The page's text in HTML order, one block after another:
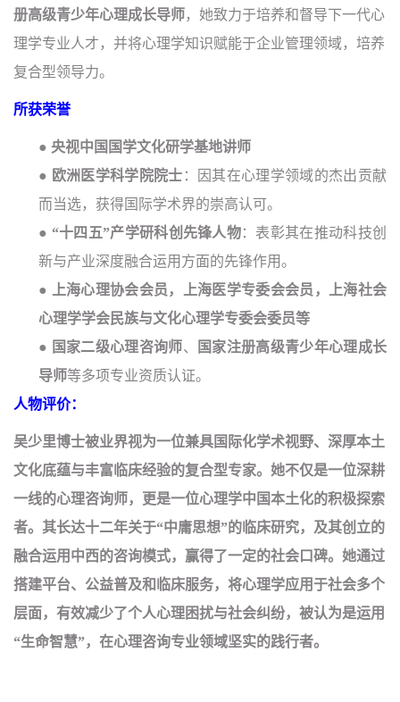
册高级青少年心理成长导师 ，她致力于培养和督导下一代心
理学专业人才，并将心理学知识赋能于企业管理领域，培养
复合型领导力。
所获荣誉
● 央视中国国学文化研学基地讲师
● 欧洲医学科学院院士 ：因其在心理学领域的杰出贡献
而当选，获得国际学术界的崇高认可。
● “十四五”产学研科创先锋人物：表彰其在推动科技创
新与产业深度融合运用 方面的先锋作用。
●
上海心理协会会员，上海医学专委会会员，上海社会
心理学学会民族与文化心理学专委会委员等
● 国家二级心理咨询师、
国家注册高级青少年心理成长
导师等多项专业资质认证。
人物评价：
吴少里博士被业界视为一位兼具国际化学术视野、深厚本土
文化底蕴与丰富临床经验的复合型专家。她不仅是一位深耕
一线的心理咨询师，更是一位心理学中国本土化的积极探索
者。其长达十二年关于“中庸思想”的临床研究，及其创立的
融合运用 中西的咨询模式，赢得了一定的社会口碑。她通过
搭建平台、公益普及和临床服务，将心理学应用于社会多个
层面，有效减少了个人心理困扰与社会纠纷，被认为是运用
“生命智慧”，在心理咨询专业领域坚实的践行者。